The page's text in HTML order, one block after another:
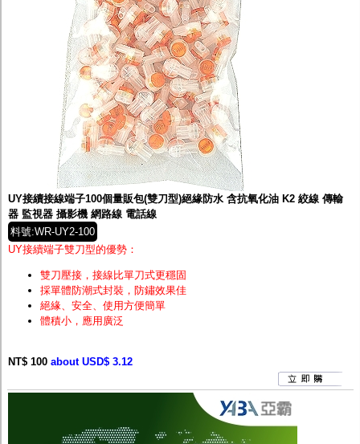
UY接續接線端子100個量販包(雙刀型)絕緣防水 含抗氧化油 K2 絞線 傳輸
器 監視器 攝影機 網路線 電話線
料號:WR-UY2-100
UY接續端子雙刀型的優勢：
雙刀壓接，接線比單刀式更穩固
採單體防潮式封裝，防鏽效果佳
絕緣、安全、使用方便簡單
體積小，應用廣泛
NT$ 100 about USD$ 3.12